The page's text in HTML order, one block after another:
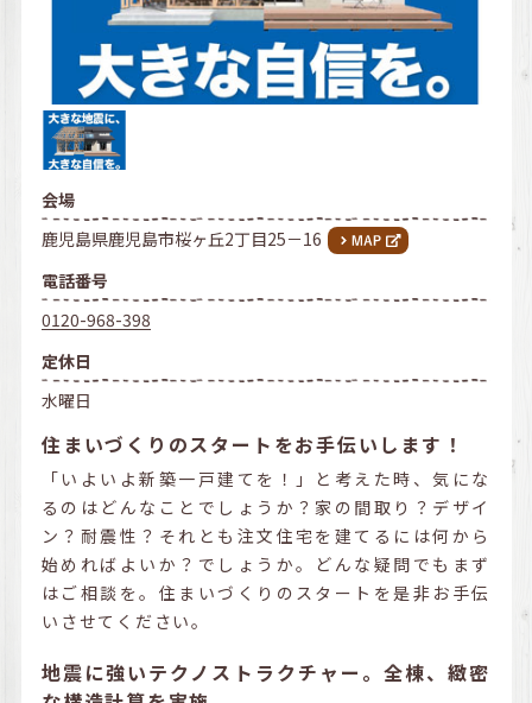
会場
鹿児島県鹿児島市桜ヶ丘2丁目25－16
電話番号
0120-968-398
定休日
水曜日
住まいづくりのスタートをお手伝いします！
「いよいよ新築一戸建てを！」と考えた時、気にな
るのはどんなことでしょうか？家の間取り？デザイ
ン？耐震性？それとも注文住宅を建てるには何から
始めればよいか？でしょうか。どんな疑問でもまず
はご相談を。住まいづくりのスタートを是非お手伝
いさせてください。
地震に強いテクノストラクチャー。全棟、緻密